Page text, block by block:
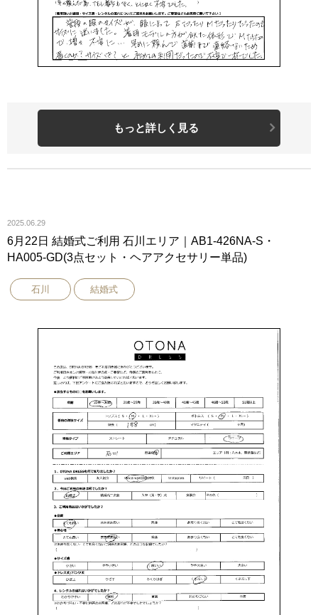
もっと詳しく見る
2025.06.29
6月22日 結婚式ご利用 石川エリア｜AB1-426NA-S・
HA005-GD(3点セット・ヘアアクセサリー単品)
石川 結婚式